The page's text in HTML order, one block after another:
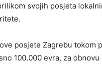
svojih posjeta
posjete Zagrebu tokom
100.000 evra, za